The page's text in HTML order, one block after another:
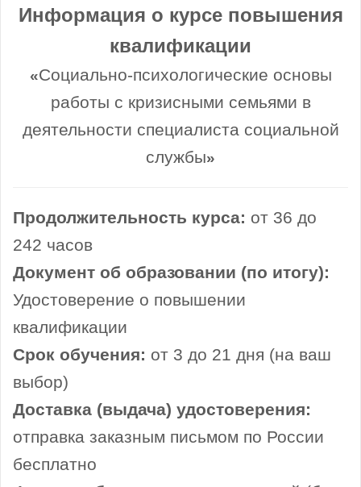
Информация о курсе повышения
квалификации
«Социально-психологические основы
работы с кризисными семьями в
деятельности специалиста социальной
службы»
Продолжительность курса: от 36 до
242 часов
Документ об образовании (по итогу):
Удостоверение о повышении
квалификации
Срок обучения: от 3 до 21 дня (на ваш
выбор)
Доставка (выдача) удостоверения:
отправка заказным письмом по России
бесплатно